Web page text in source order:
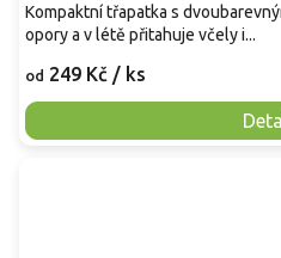
od 249 Kč / ks
Kompaktní třapatka s
opory a v létě přitahuje včely i...